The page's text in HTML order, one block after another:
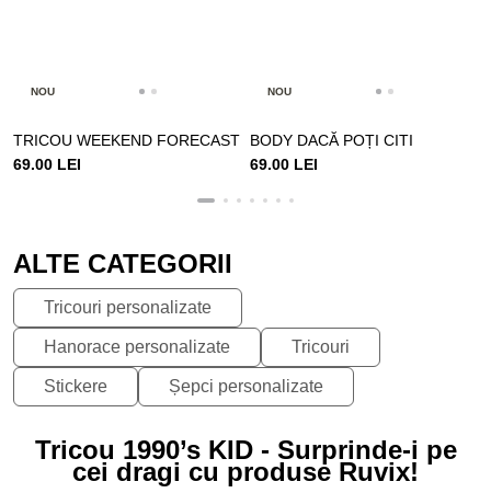
NOU
TRICOU WEEKEND FORECAST
69.00 LEI
NOU
BODY DACĂ POȚI CITI
69.00 LEI
ALTE CATEGORII
Tricouri personalizate
Hanorace personalizate Tricouri
Stickere Șepci personalizate
Tricou 1990’s KID - Surprinde-i pe
cei dragi cu produse Ruvix!